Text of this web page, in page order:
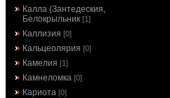
Калла (Зантедеския,
Белокрыльник [1]
Каллизия [0]
Кальцеолярия [0]
Камелия [1]
Камнеломка [0]
Кариота [0]